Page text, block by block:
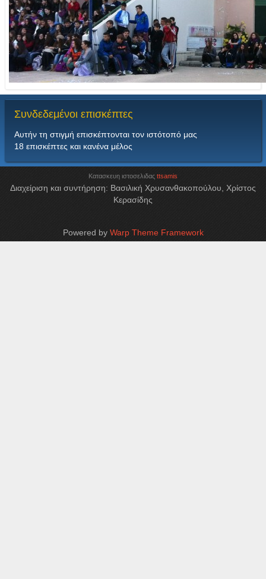
Συνδεδεμένοι επισκέπτες
Αυτήν τη στιγμή επισκέπτονται τον ιστότοπό μας
18 επισκέπτες και κανένα μέλος
Κατασκευη ιστοσελιδας ttsamis
Διαχείριση και συντήρηση: Βασιλική Χρυσανθακοπούλου, Χρίστος
Κερασίδης
Powered by Warp Theme Framework